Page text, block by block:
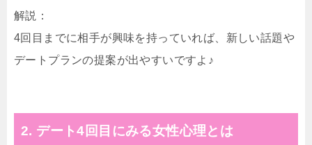
解説：
4回目までに相手が興味を持っていれば、新しい話題や
デートプランの提案が出やすいですよ♪
2. デート4回目にみる女性心理とは